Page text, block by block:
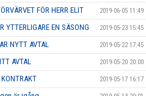
FÖR HERR ELIT 2019-06-05 11:49
YTTERLIGARE EN SÄSONG 2019-05-23 15:45
NYTT AVTAL 2019-05-22 17:45
AVTAL 2019-05-20 20:00
2019-05-17 16:17